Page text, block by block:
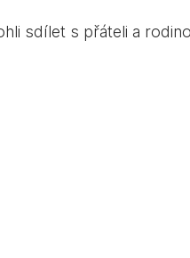
sdílet s přáteli a